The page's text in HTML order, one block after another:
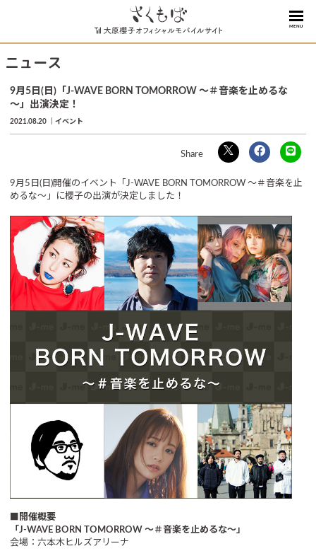
MENU
ニュース
9月5日(日)「J-WAVE BORN TOMORROW ～＃音楽を止めるな
～」出演決定！
2021.08.20 イベント
9月5日(日)開催のイベント「J-WAVE BORN TOMORROW ～＃音楽を止
めるな～」に櫻子の出演が決定しました！
■開催概要
「J-WAVE BORN TOMORROW ～＃音楽を止めるな～」
会場：六本木ヒルズアリーナ